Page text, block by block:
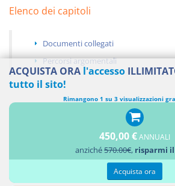
Elenco dei capitoli
Documenti collegati
Percorsi argomentali
TITOLO I-Organizzazione dei lavori pubblici-
regolamentare-AMBITO DI APPLICAZIONE E
ACQUISTA ORA l'accesso
tutto il sito!
Rimangono 1 su 3 visualizzazioni
450,00 €ANNUALI
anziché570.00€, risparmi il
Acquista ora